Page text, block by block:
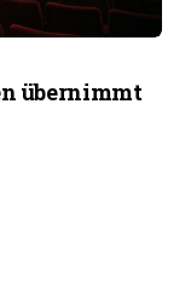
übernimmt